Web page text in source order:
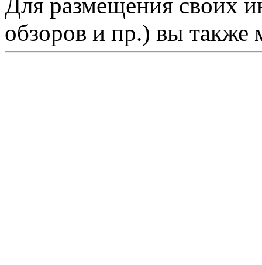
Для размещения своих
обзоров и пр.) вы также